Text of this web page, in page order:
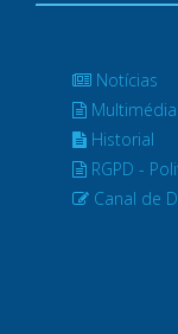
Notícias
Multimédia
Historial
RGPD -
Canal de